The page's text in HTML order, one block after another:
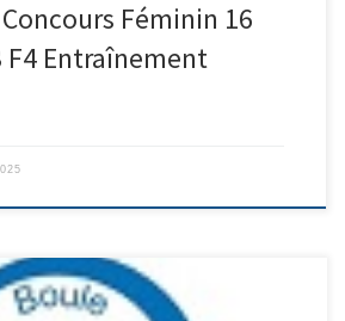
Féminin 16
F4 Entraînement